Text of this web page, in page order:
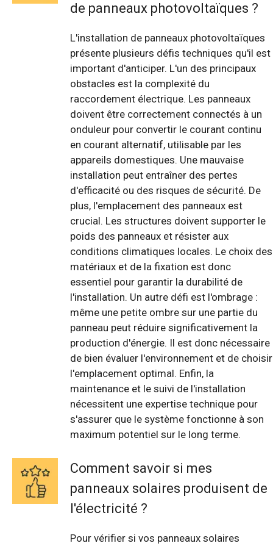
de panneaux photovoltaïques ?
L'installation de panneaux photovoltaïques
présente plusieurs défis techniques qu'il est
important d'anticiper. L'un des principaux
obstacles est la complexité du
raccordement électrique. Les panneaux
doivent être correctement connectés à un
onduleur pour convertir le courant continu
en courant alternatif, utilisable par les
appareils domestiques. Une mauvaise
installation peut entraîner des pertes
d'efficacité ou des risques de sécurité. De
plus, l'emplacement des panneaux est
crucial. Les structures doivent supporter le
poids des panneaux et résister aux
conditions climatiques locales. Le choix des
matériaux et de la fixation est donc
essentiel pour garantir la durabilité de
l'installation. Un autre défi est l'ombrage :
même une petite ombre sur une partie du
panneau peut réduire significativement la
production d'énergie. Il est donc nécessaire
de bien évaluer l'environnement et de choisir
l'emplacement optimal. Enfin, la
maintenance et le suivi de l'installation
nécessitent une expertise technique pour
s'assurer que le système fonctionne à son
maximum potentiel sur le long terme.
Comment savoir si mes
panneaux solaires produisent de
l'électricité ?
Pour vérifier si vos panneaux solaires